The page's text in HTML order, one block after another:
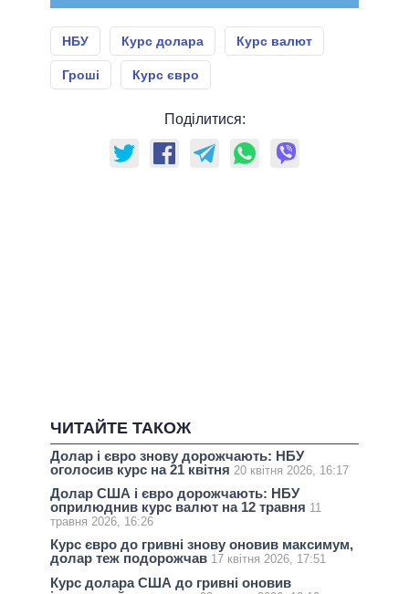
НБУ Курс долара Курс валют
Гроші Курс євро
Поділитися:
ЧИТАЙТЕ ТАКОЖ
Долар і євро знову дорожчають: НБУ
оголосив курс на 21 квітня 20 квітня 2026, 16:17
Долар США і євро дорожчають: НБУ
оприлюднив курс валют на 12 травня 11
травня 2026, 16:26
Курс євро до гривні знову оновив максимум,
долар теж подорожчав 17 квітня 2026, 17:51
Курс долара США до гривні оновив